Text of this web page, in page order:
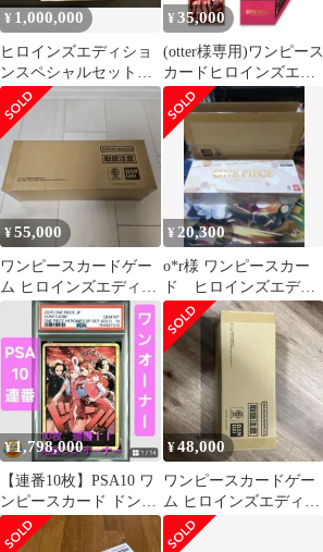
¥ 1,000,000
ヒロインズエディショ
ンスペシャルセット
PSA10連番 専用BOX
未開封BOX
¥ 35,000
(otter様専用)ワンピース
カードヒロインズエデ
ィション スペシャルセ
ット
¥55,000
ワンピースカードゲー
ム ヒロインズエディシ
ョン スペシャルセット
¥ 20,300
o*r様 ワンピースカー
ド ヒロインズエディ
ション スペシャルセ
ット
¥1,798,000
【連番10枚】PSA10 ワ
ンピースカード ドン!!
カード ヒロインズ 金ド
ン
¥48,000
ワンピースカードゲー
ム ヒロインズエディシ
ョン スペシャルセット
新品未開封